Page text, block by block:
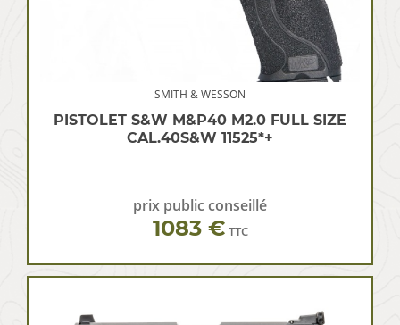
SMITH & WESSON
PISTOLET S&W M&P40 M2.0 FULL SIZE
CAL.40S&W 11525*+
prix public conseillé
1083 € TTC